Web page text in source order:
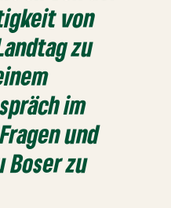
von
zu
im
und
Boser zu